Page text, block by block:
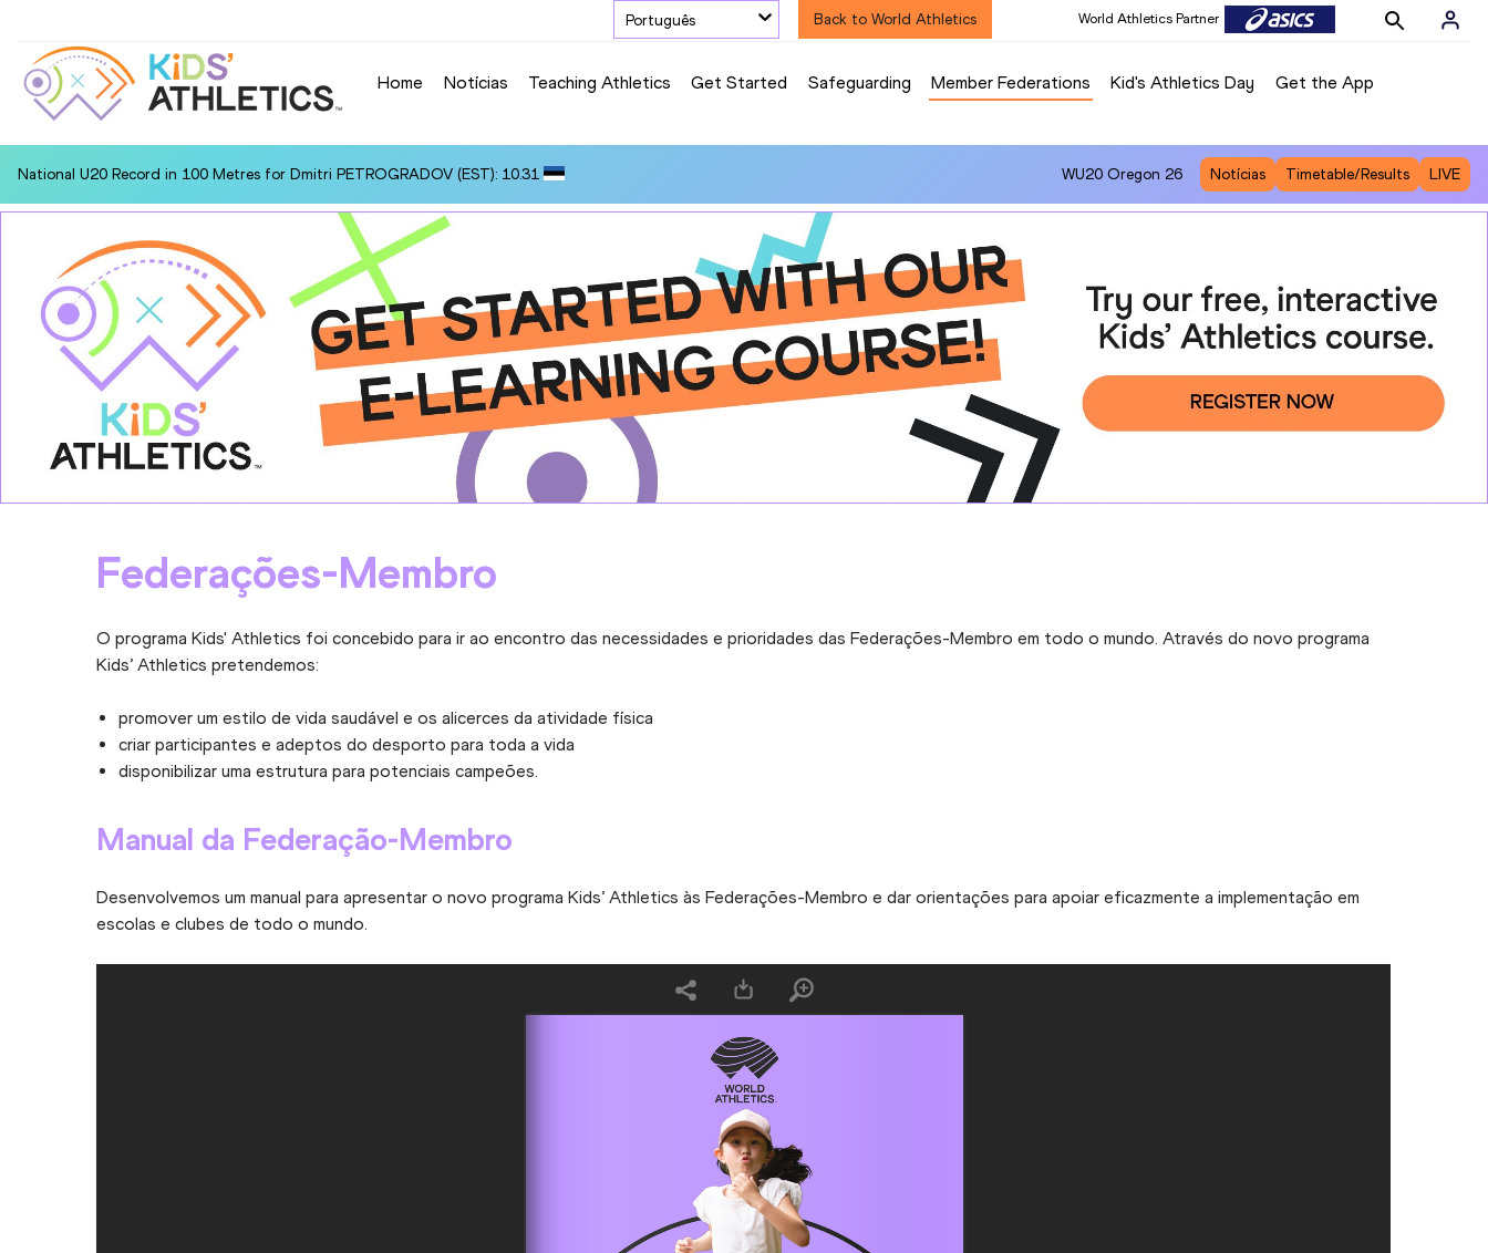
Português Back to World Athletics World Athletics Partner
Home Notícias Teaching Athletics Get Started Safeguarding Member Federations Kid's Athletics Day Get the App
National U20 Record in 100 Metres for Dmitri PETROGRADOV (EST): 10.31 WU20 Oregon 26 Notícias Timetable/Results LIVE
Federações-Membro
O programa Kids' Athletics foi concebido para ir ao encontro das necessidades e prioridades das Federações-Membro em todo o mundo. Através do novo programa
Kids’ Athletics pretendemos:
promover um estilo de vida saudável e os alicerces da atividade física
criar participantes e adeptos do desporto para toda a vida
disponibilizar uma estrutura para potenciais campeões.
Manual da Federação-Membro
Desenvolvemos um manual para apresentar o novo programa Kids’ Athletics às Federações-Membro e dar orientações para apoiar eficazmente a implementação em
escolas e clubes de todo o mundo.